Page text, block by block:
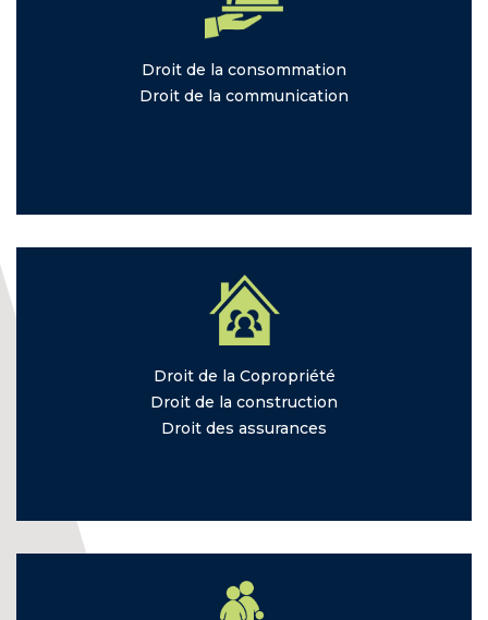
Droit de la consommation
Droit de la communication
Droit de la Copropriété
Droit de la construction
Droit des assurances